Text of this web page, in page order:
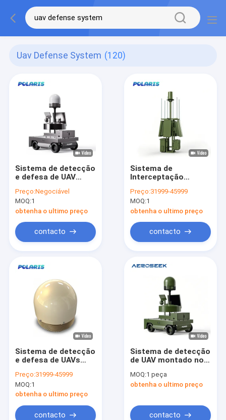
Uav Defense System (120)
Sistema de detecção
e defesa de UAV
veículos de todas as
frequências com
interferência remota
Preço:Negociável
MOQ:1
obtenha o ultimo preço
contacto
Sistema de
Interceptação
Espaço Aéreo
Inteligente Sistema
de Defesa de
Multifrequência Fixa
Preço:31999-45999
MOQ:1
obtenha o ultimo preço
contacto
Sistema de detecção
e defesa de UAVs
omnidirecional Tipo
fixo
Preço:31999-45999
MOQ:1
obtenha o ultimo preço
contacto
Sistema de detecção
de UAV montado no
Faixa de 70 MHz-6
GHz
MOQ:1 peça
obtenha o ultimo preço
contacto